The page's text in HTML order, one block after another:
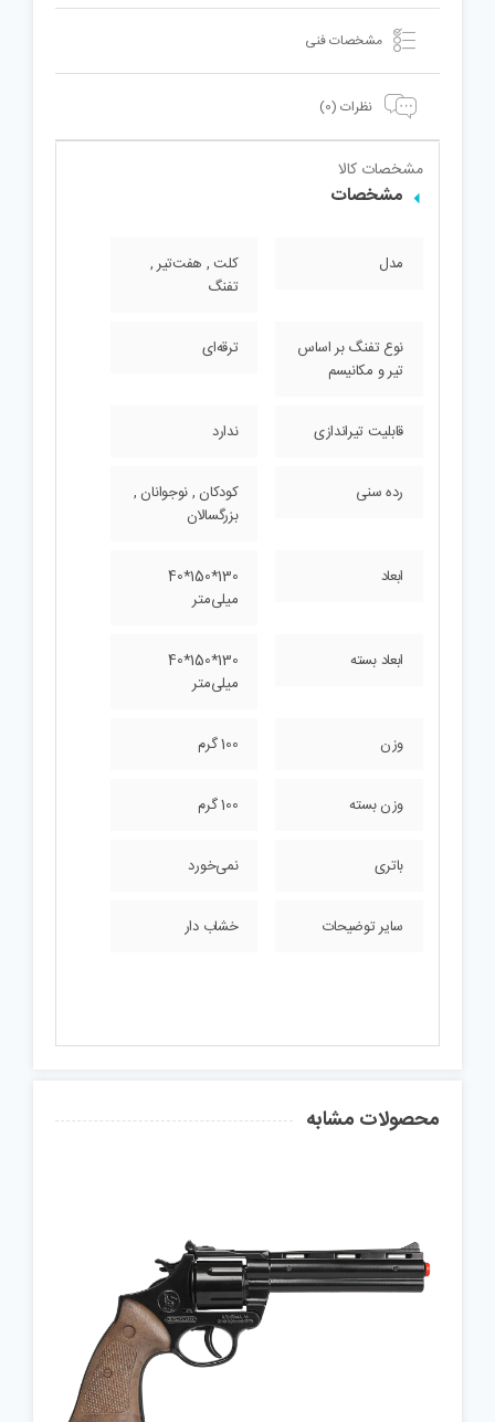
مشخصات فنی
نظرات (0)
مشخصات کالا
مشخصات
مدل
کلت , هفت‌تیر ,
تفنگ
نوع تفنگ بر اساس
تیر و مکانیسم
ترقه‌ای
قابلیت تیراندازی ندارد
رده سنی
کودکان , نوجوانان ,
بزرگسالان
ابعاد
130*150*40
میلی‌متر
ابعاد بسته
130*150*40
میلی‌متر
وزن 100 گرم
وزن بسته 100 گرم
باتری نمی‌خورد
سایر توضیحات خشاب دار
محصولات مشابه